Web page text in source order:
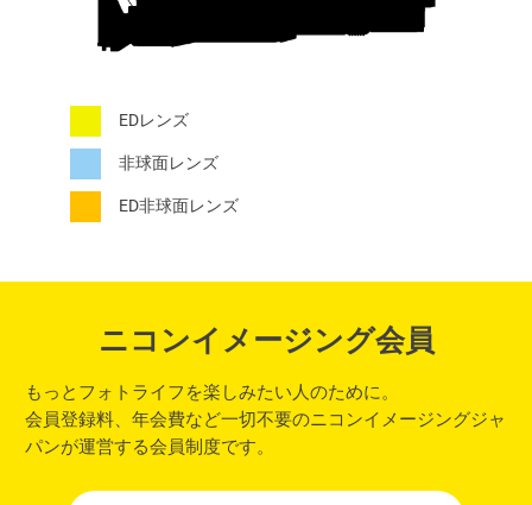
EDレンズ
非球面レンズ
ED非球面レンズ
ニコンイメージング会員
もっとフォトライフを楽しみたい人のために。
会員登録料、年会費など一切不要のニコンイメージングジャ
パンが運営する会員制度です。